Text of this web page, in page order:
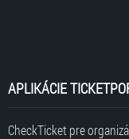
APLIKÁCIE
CheckTicket pre